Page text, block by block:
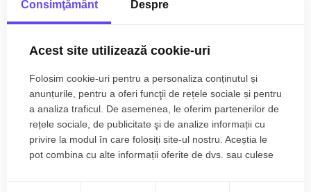
In imprejurimi se afla: Piata Mica, Piata Mare, magazine
gradinite, spatii verzi, obiective turistice, mijloace de
Prețul este de 115.500€
. Specificați telefonic codul de oferta
/ id: P22357
Vopsea lavabila
Parchet
Buna
Lemn
Metal
Lemn
Debara
Pivnita
Mobilata
Partial utilata
Apometre
Contor gaz
Paul Constantin
Broker Imobiliar
0785.822.822
Consimţământ Despre
Acest site utilizează cookie-uri
Folosim cookie-uri pentru a personaliza conținutul și
anunțurile, pentru a oferi funcţii de rețele sociale și pentru
a analiza traficul. De asemenea, le oferim partenerilor de
rețele sociale, de publicitate şi de analize informații cu
privire la modul în care folosiți site-ul nostru. Aceștia le
pot combina cu alte informații oferite de dvs. sau culese